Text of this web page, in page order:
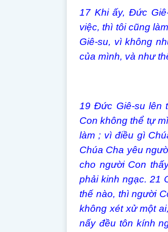
17 Khi ấy, Đức
việc, thì tôi cũng
Giê-su, vì không
của mình, và như
19 Đức Giê-su lên
Con không thể tự
làm ; vì điều gì
Chúa Cha yêu
cho người Con
phải kinh ngạc. 21
thế nào, thì người
không xét xử một
nấy đều tôn kính